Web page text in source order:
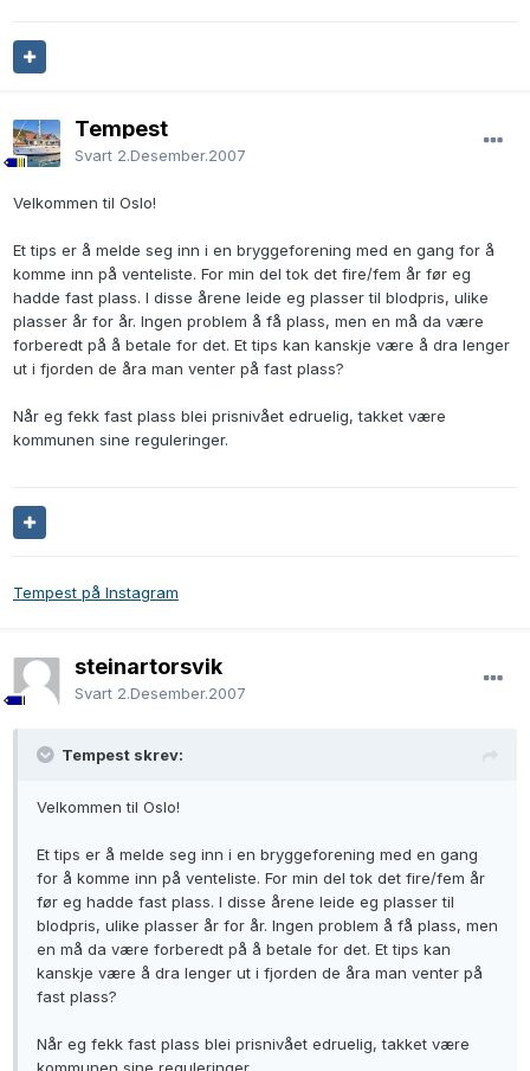
Tempest
Svart 2.Desember.2007
Velkommen til Oslo!
Et tips er å melde seg inn i en bryggeforening med en gang for å
komme inn på venteliste. For min del tok det fire/fem år før eg
hadde fast plass. I disse årene leide eg plasser til blodpris, ulike
plasser år for år. Ingen problem å få plass, men en må da være
forberedt på å betale for det. Et tips kan kanskje være å dra lenger
ut i fjorden de åra man venter på fast plass?
Når eg fekk fast plass blei prisnivået edruelig, takket være
kommunen sine reguleringer.
Tempest på Instagram
steinartorsvik
Svart 2.Desember.2007
Tempest skrev:
Velkommen til Oslo!
Et tips er å melde seg inn i en bryggeforening med en gang
for å komme inn på venteliste. For min del tok det fire/fem år
før eg hadde fast plass. I disse årene leide eg plasser til
blodpris, ulike plasser år for år. Ingen problem å få plass, men
en må da være forberedt på å betale for det. Et tips kan
kanskje være å dra lenger ut i fjorden de åra man venter på
fast plass?
Når eg fekk fast plass blei prisnivået edruelig, takket være